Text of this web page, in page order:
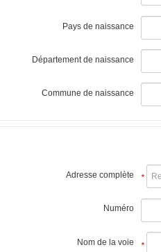
Pays de naissance
Département de naissance
Commune de naissance
*
Adresse complète
Numéro
*
Nom de la voie